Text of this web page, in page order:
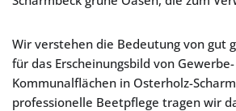
Wir verstehen die Bedeutung von gut
für das Erscheinungsbild von
Kommunalflächen in Osterholz-
professionelle Beetpflege tragen wir